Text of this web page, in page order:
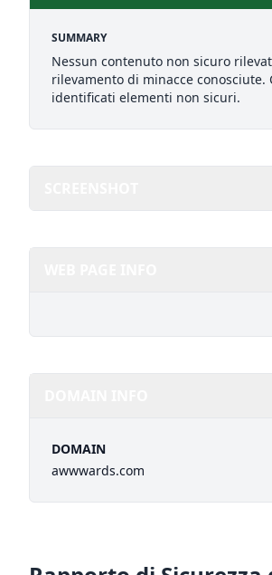
SUMMARY
Nessun contenuto non sicuro
rilevamento di minacce conosciute.
identificati elementi non sicuri.
DOMAIN
awwwards.com